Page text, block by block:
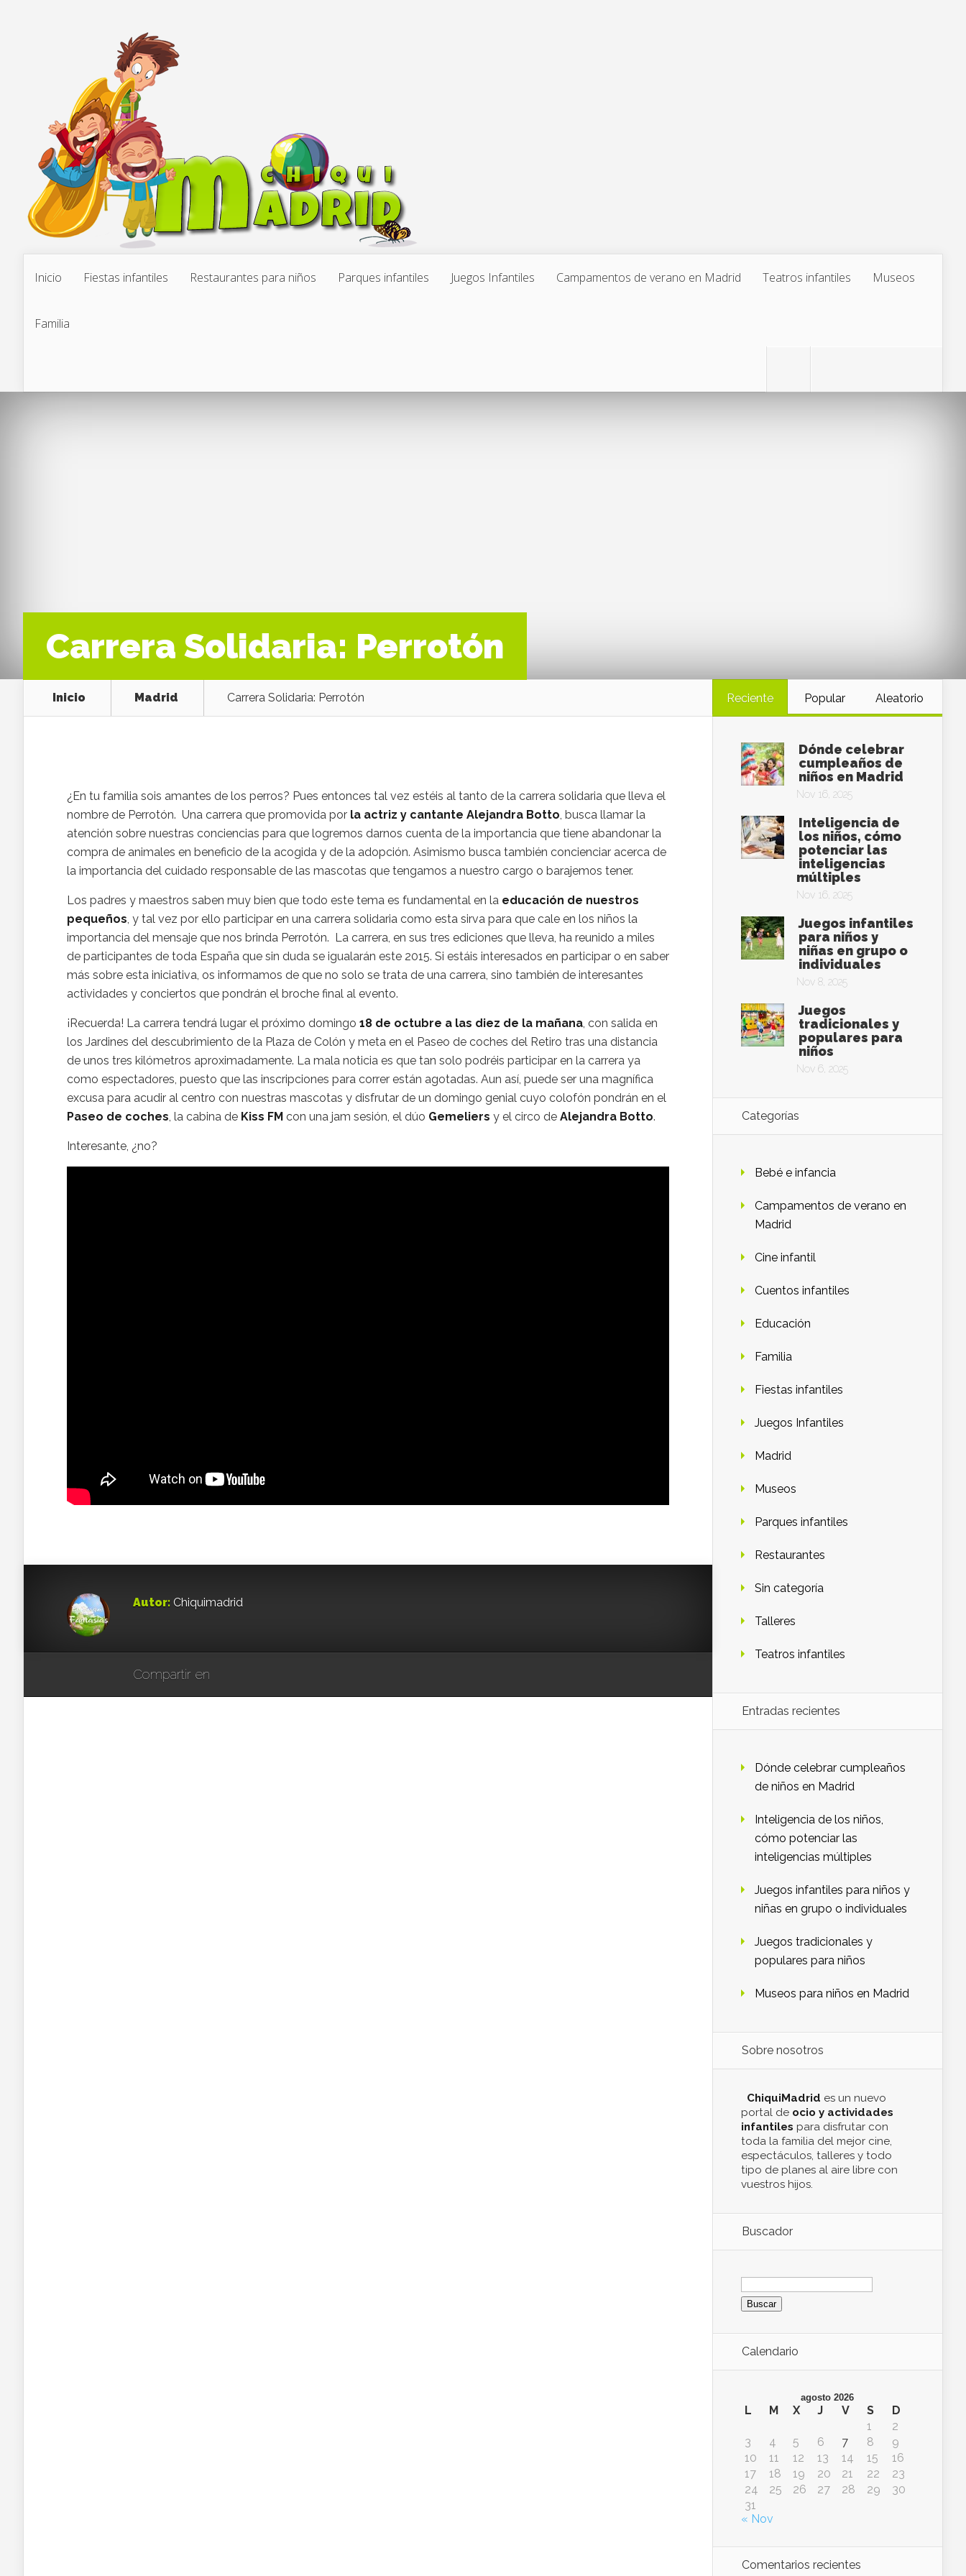
Inicio Fiestas infantiles Restaurantes para niños Parques infantiles Juegos Infantiles Campamentos de verano en Madrid Teatros infantiles Museos
Familia
Carrera Solidaria: Perrotón
Inicio Madrid Carrera Solidaria: Perrotón
¿En tu familia sois amantes de los perros? Pues entonces tal vez estéis al tanto de la carrera solidaria que lleva el
nombre de Perrotón. Una carrera que promovida por la actriz y cantante Alejandra Botto, busca llamar la
atención sobre nuestras conciencias para que logremos darnos cuenta de la importancia que tiene abandonar la
compra de animales en beneficio de la acogida y de la adopción. Asimismo busca también concienciar acerca de
la importancia del cuidado responsable de las mascotas que tengamos a nuestro cargo o barajemos tener.
Los padres y maestros saben muy bien que todo este tema es fundamental en la educación de nuestros
pequeños, y tal vez por ello participar en una carrera solidaria como esta sirva para que cale en los niños la
importancia del mensaje que nos brinda Perrotón. La carrera, en sus tres ediciones que lleva, ha reunido a miles
de participantes de toda España que sin duda se igualarán este 2015. Si estáis interesados en participar o en saber
más sobre esta iniciativa, os informamos de que no solo se trata de una carrera, sino también de interesantes
actividades y conciertos que pondrán el broche final al evento.
¡Recuerda! La carrera tendrá lugar el próximo domingo 18 de octubre a las diez de la mañana, con salida en
los Jardines del descubrimiento de la Plaza de Colón y meta en el Paseo de coches del Retiro tras una distancia
de unos tres kilómetros aproximadamente. La mala noticia es que tan solo podréis participar en la carrera ya
como espectadores, puesto que las inscripciones para correr están agotadas. Aun así, puede ser una magnífica
excusa para acudir al centro con nuestras mascotas y disfrutar de un domingo genial cuyo colofón pondrán en el
Paseo de coches, la cabina de Kiss FM con una jam sesión, el dúo Gemeliers y el circo de Alejandra Botto.
Interesante, ¿no?
Autor: Chiquimadrid
Compartir en
Reciente Popular Aleatorio
Dónde celebrar
cumpleaños de
niños en Madrid
Nov 16, 2025
Inteligencia de
los niños, cómo
potenciar las
inteligencias
múltiples
Nov 16, 2025
Juegos infantiles
para niños y
niñas en grupo o
individuales
Nov 8, 2025
Juegos
tradicionales y
populares para
niños
Nov 6, 2025
Categorías
Bebé e infancia
Campamentos de verano en
Madrid
Cine infantil
Cuentos infantiles
Educación
Familia
Fiestas infantiles
Juegos Infantiles
Madrid
Museos
Parques infantiles
Restaurantes
Sin categoría
Talleres
Teatros infantiles
Entradas recientes
Dónde celebrar cumpleaños
de niños en Madrid
Inteligencia de los niños,
cómo potenciar las
inteligencias múltiples
Juegos infantiles para niños y
niñas en grupo o individuales
Juegos tradicionales y
populares para niños
Museos para niños en Madrid
Sobre nosotros
ChiquiMadrid es un nuevo
portal de ocio y actividades
infantiles para disfrutar con
toda la familia del mejor cine,
espectáculos, talleres y todo
tipo de planes al aire libre con
vuestros hijos.
Buscador
Buscar:
Calendario
agosto 2026
L M X J V S
D
1
2
3
4 5 6 7 8
9
10
11 12 13 14 15
16
17
18 19 20 21 22
23
24
25 26 27 28 29
30
31
« Nov
Comentarios recientes